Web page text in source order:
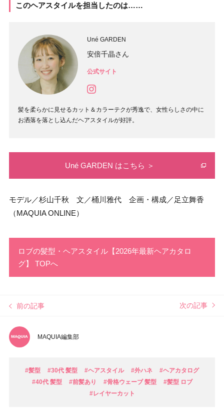
このヘアスタイルを担当したのは……
Uné GARDEN
安倍千晶さん
公式サイト
髪を柔らかに見せるカット＆カラーテクが秀逸で、女性らしさの中に
お洒落を落とし込んだヘアスタイルが好評。
Uné GARDEN はこちら ＞
モデル／杉山千秋 文／桶川雅代 企画・構成／足立舞香
（MAQUIA ONLINE）
ロブの髪型・ヘアスタイル【2026年最新ヘアカタロ
グ】 TOPへ
前の記事 次の記事
MAQUIA編集部
#髪型 #30代 髪型 #ヘアスタイル #外ハネ
#ヘアカタログ
#40代 髪型
#前髪あり #骨格ウェーブ 髪型
#髪型 ロブ
#レイヤーカット